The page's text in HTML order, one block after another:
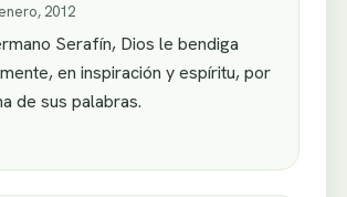
2012
Serafín, Dios le bendiga
en inspiración y espíritu, por
de sus palabras.